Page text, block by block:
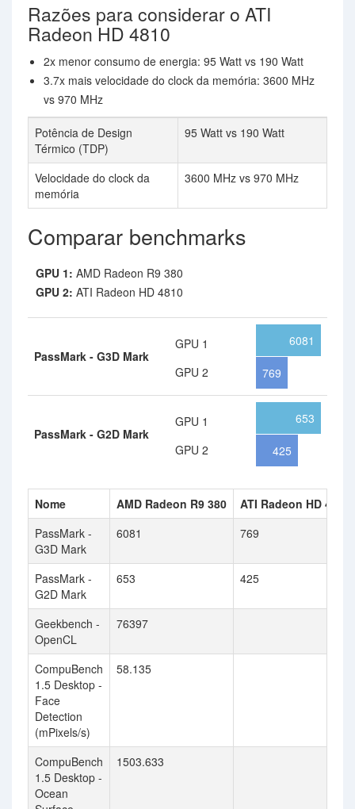
Razões para considerar o ATI
Radeon HD 4810
2x menor consumo de energia: 95 Watt vs 190 Watt
3.7x mais velocidade do clock da memória: 3600 MHz
vs 970 MHz
Potência de Design
Térmico (TDP)
95 Watt vs 190 Watt
Velocidade do clock da
memória
3600 MHz vs 970 MHz
Comparar benchmarks
GPU 1: AMD Radeon R9 380
GPU 2: ATI Radeon HD 4810
PassMark - G3D Mark
GPU 1
GPU 2
6081
769
PassMark - G2D Mark
GPU 1
GPU 2
653
425
Nome AMD Radeon R9 380
ATI Radeon HD 4810
PassMark -
G3D Mark
6081 769
PassMark -
G2D Mark
653 425
Geekbench -
OpenCL
76397
CompuBench
1.5 Desktop -
Face
Detection
(mPixels/s)
58.135
CompuBench
1.5 Desktop -
Ocean
1503.633